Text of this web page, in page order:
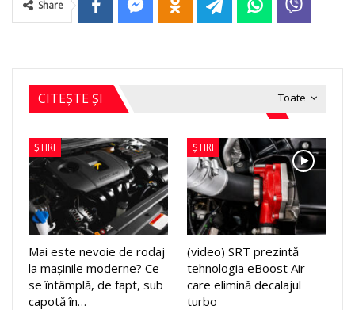
Share
Toate
CITEȘTE ȘI
ȘTIRI
Mai este nevoie de rodaj
la mașinile moderne? Ce
se întâmplă, de fapt, sub
capotă în…
ȘTIRI
(video) SRT prezintă
tehnologia eBoost Air
care elimină decalajul
turbo